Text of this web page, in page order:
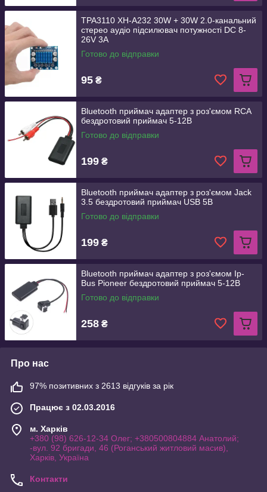
TPA3110 XH-A232 30W + 30W 2.0-канальний
стерео аудіо підсилювач потужності DC 8-
26V 3A
Готово до відправки
95 ₴
Bluetooth приймач адаптер з роз'ємом RCA
бездротовий приймач 5-12В
Готово до відправки
199 ₴
Bluetooth приймач адаптер з роз'ємом Jack
3.5 бездротовий приймач USB 5В
Готово до відправки
199 ₴
Bluetooth приймач адаптер з роз'ємом Ip-
Bus Pioneer бездротовий приймач 5-12В
Готово до відправки
258 ₴
Про нас
97% позитивних з 2613 відгуків за рік
Працює з 02.03.2016
м. Харків
+380 (98) 626-12-34 Олег; +380500804884 Анатолий;
-вул. 92 бригади, 46 (Роганський житловий масив),
Харків, Україна
Контакти